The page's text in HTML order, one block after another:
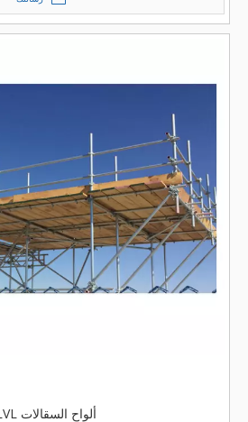
ألواح السقالات LVL